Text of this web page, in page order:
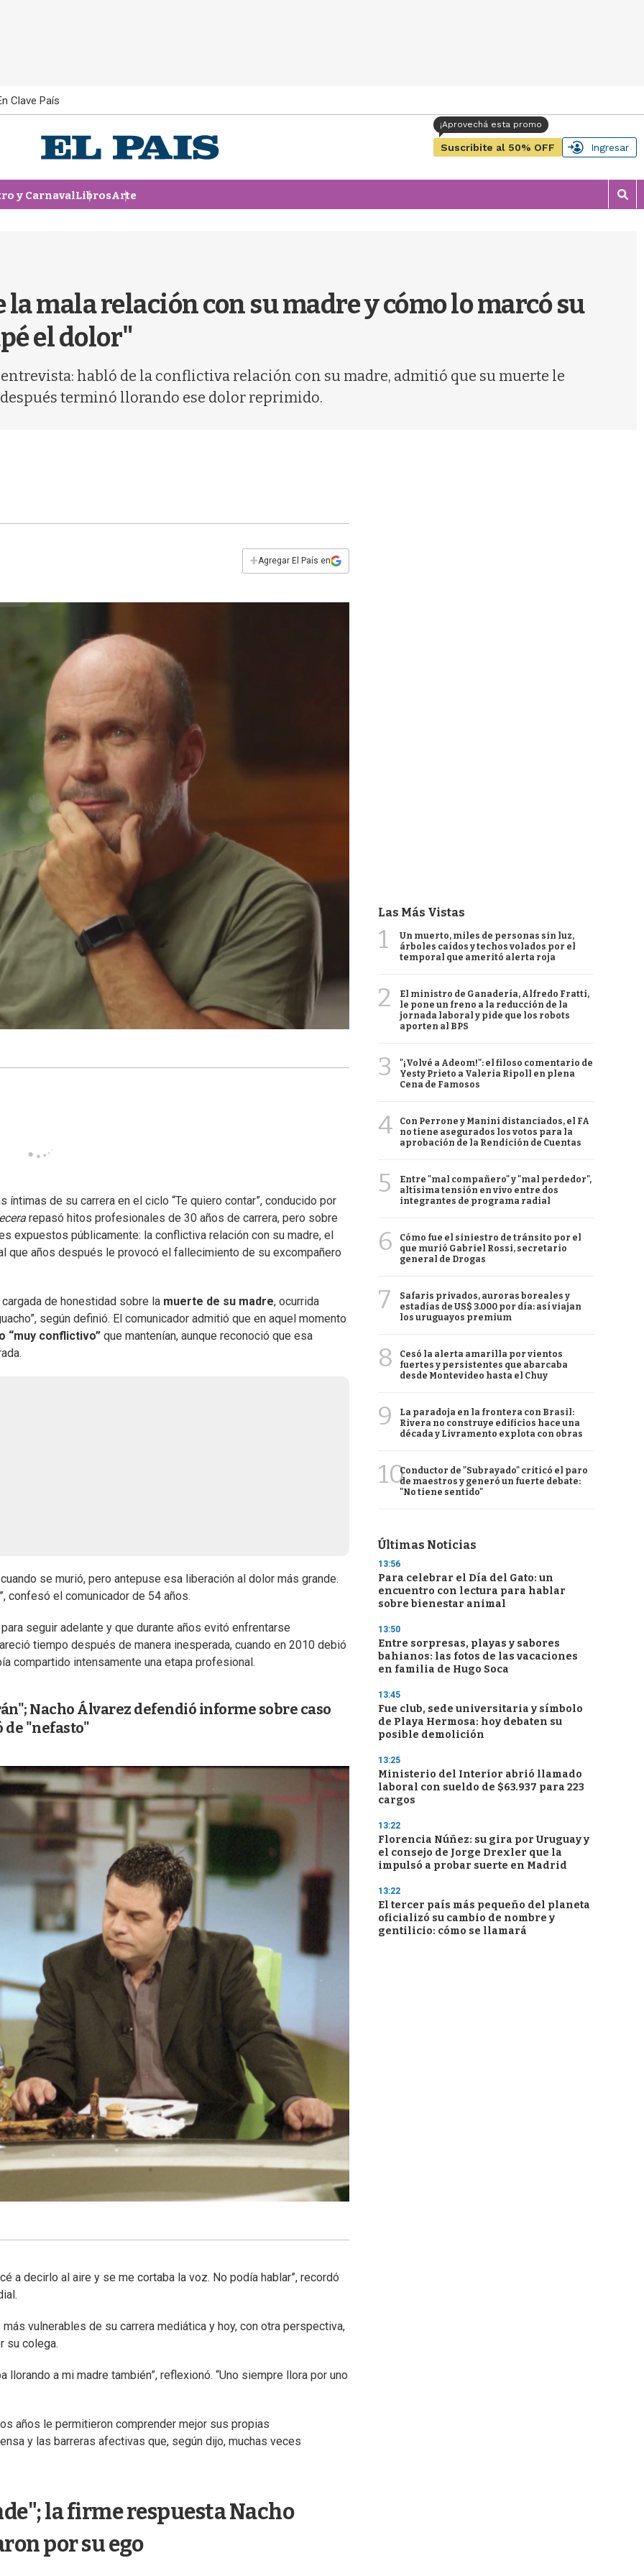
Clave País
Suscribite al 50% OFF Ingresar
y CarnavalLibrosArte
M
o
mala relación con su madre y cómo lo marcó su
el dolor"
habló de la conflictiva relación con su madre, admitió que su muerte le
terminó llorando ese dolor reprimido.
+Agregar El País en
de su carrera en el ciclo “Te quiero contar”, conducido por
repasó hitos profesionales de 30 años de carrera, pero sobre
expuestos públicamente: la conflictiva relación con su madre, el
que años después le provocó el fallecimiento de su excompañero
de honestidad sobre la muerte de su madre, ocurrida
según definió. El comunicador admitió que en aquel momento
“muy conflictivo” que mantenían, aunque reconoció que esa
se murió, pero antepuse esa liberación al dolor más grande.
confesó el comunicador de 54 años.
seguir adelante y que durante años evitó enfrentarse
tiempo después de manera inesperada, cuando en 2010 debió
compartido intensamente una etapa profesional.
Nacho Álvarez defendió informe sobre caso
de "nefasto"
a decirlo al aire y se me cortaba la voz. No podía hablar”, recordó
vulnerables de su carrera mediática y hoy, con otra perspectiva,
su colega.
a mi madre también”, reflexionó. “Uno siempre llora por uno
años le permitieron comprender mejor sus propias
y las barreras afectivas que, según dijo, muchas veces
la firme respuesta Nacho
por su ego
Las Más Vistas
1
Un muerto, miles de personas sin luz,
árboles caídos y techos volados por el
temporal que ameritó alerta roja
2
El ministro de Ganadería, Alfredo Fratti,
le pone un freno a la reducción de la
jornada laboral y pide que los robots
aporten al BPS
3
"¡Volvé a Adeom!": el filoso comentario de
Yesty Prieto a Valeria Ripoll en plena
Cena de Famosos
4
Con Perrone y Manini distanciados, el FA
no tiene asegurados los votos para la
aprobación de la Rendición de Cuentas
5
Entre "mal compañero" y "mal perdedor",
altísima tensión en vivo entre dos
integrantes de programa radial
6
Cómo fue el siniestro de tránsito por el
que murió Gabriel Rossi, secretario
general de Drogas
7
Safaris privados, auroras boreales y
estadías de US$ 3.000 por día: así viajan
los uruguayos premium
8
Cesó la alerta amarilla por vientos
fuertes y persistentes que abarcaba
desde Montevideo hasta el Chuy
9
La paradoja en la frontera con Brasil:
Rivera no construye edificios hace una
década y Livramento explota con obras
10Conductor de "Subrayado" criticó el paro
de maestros y generó un fuerte debate:
"No tiene sentido"
Últimas Noticias
13:56
Para celebrar el Día del Gato: un
encuentro con lectura para hablar
sobre bienestar animal
13:50
Entre sorpresas, playas y sabores
bahianos: las fotos de las vacaciones
en familia de Hugo Soca
13:45
Fue club, sede universitaria y símbolo
de Playa Hermosa: hoy debaten su
posible demolición
13:25
Ministerio del Interior abrió llamado
laboral con sueldo de $63.937 para 223
cargos
13:22
Florencia Núñez: su gira por Uruguay y
el consejo de Jorge Drexler que la
impulsó a probar suerte en Madrid
13:22
El tercer país más pequeño del planeta
oficializó su cambio de nombre y
gentilicio: cómo se llamará